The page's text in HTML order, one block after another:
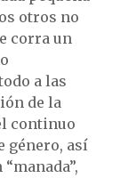
otros no
corra un
a las
de la
continuo
género, así